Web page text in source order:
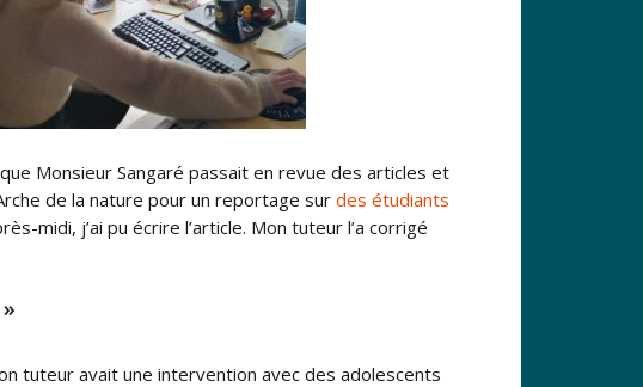
Monsieur Sangaré passait en revue des articles et
de la nature pour un reportage sur des étudiants
midi, j’ai pu écrire l’article. Mon tuteur l’a corrigé
tuteur avait une intervention avec des adolescents